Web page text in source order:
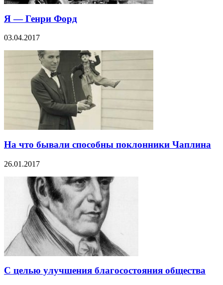
Я — Генри Форд
03.04.2017
На что бывали способны поклонники Чаплина
26.01.2017
С целью улучшения благосостояния общества